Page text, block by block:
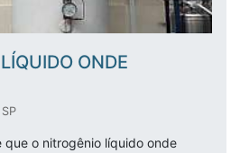
ONDE
o nitrogênio líquido onde